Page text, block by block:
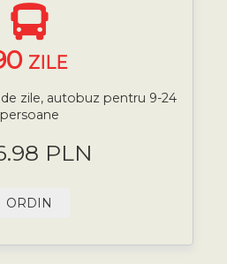
ZILE
zile, autobuz pentru 9-24
persoane
PLN
ORDIN